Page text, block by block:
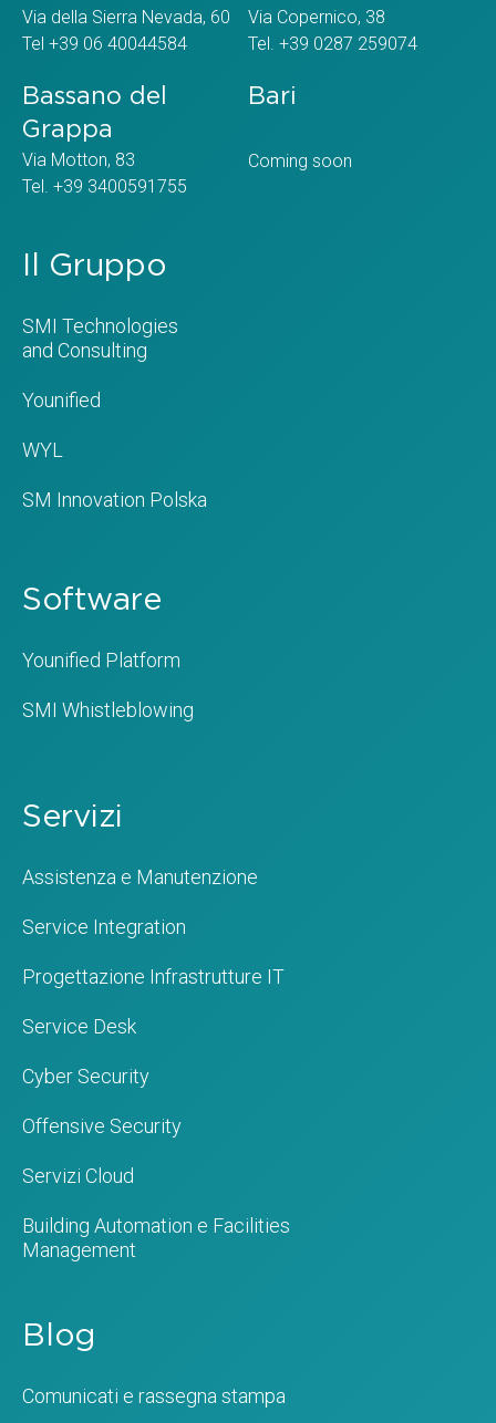
Via della Sierra Nevada, 60
Tel +39 06 40044584
Via Copernico, 38
Tel. +39 0287 259074
Bassano del
Grappa
Via Motton, 83
Tel. +39 3400591755
Bari
Coming soon
Il Gruppo
SMI Technologies
and Consulting
Younified
WYL
SM Innovation Polska
Software
Younified Platform
SMI Whistleblowing
Servizi
Assistenza e Manutenzione
Service Integration
Progettazione Infrastrutture IT
Service Desk
Cyber Security
Offensive Security
Servizi Cloud
Building Automation e Facilities
Management
Blog
Comunicati e rassegna stampa